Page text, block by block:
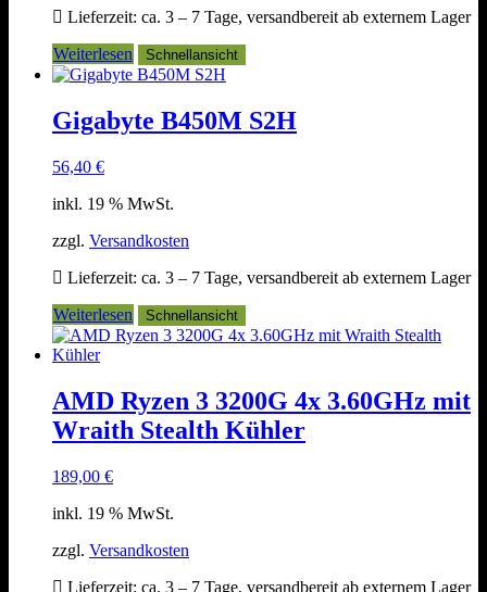
Lieferzeit: ca. 3 – 7 Tage, versandbereit ab externem Lager
Weiterlesen
Schnellansicht
Gigabyte B450M S2H
56,40 €
inkl. 19 % MwSt.
zzgl. Versandkosten
Lieferzeit: ca. 3 – 7 Tage, versandbereit ab externem Lager
Weiterlesen
Schnellansicht
AMD Ryzen 3 3200G 4x 3.60GHz mit
Wraith Stealth Kühler
189,00 €
inkl. 19 % MwSt.
zzgl. Versandkosten
Lieferzeit: ca. 3 – 7 Tage, versandbereit ab externem Lager